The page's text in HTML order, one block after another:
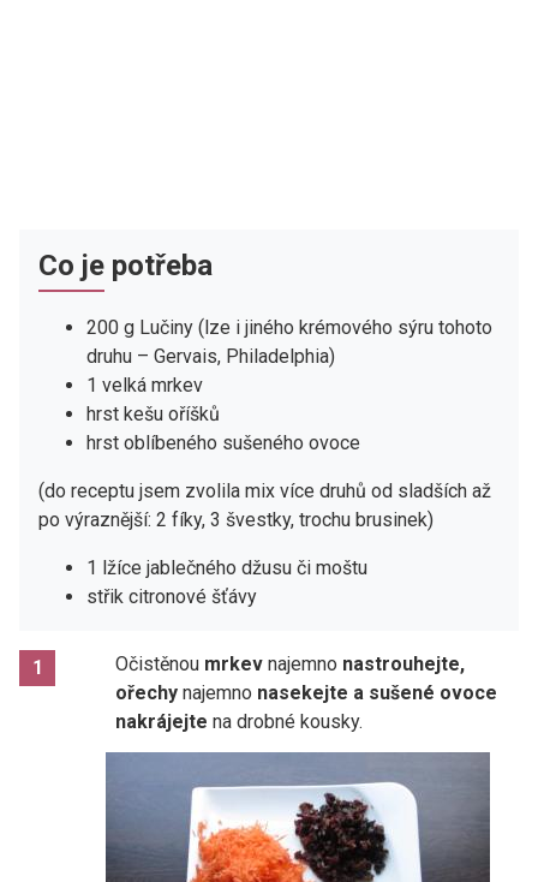
Co je potřeba
200 g Lučiny (lze i jiného krémového sýru tohoto
druhu – Gervais, Philadelphia)
1 velká mrkev
hrst kešu oříšků
hrst oblíbeného sušeného ovoce
(do receptu jsem zvolila mix více druhů od sladších až
po výraznější: 2 fíky, 3 švestky, trochu brusinek)
1 lžíce jablečného džusu či moštu
střik citronové šťávy
1 Očistěnou mrkev najemno nastrouhejte,
ořechy najemno nasekejte a sušené ovoce
nakrájejte na drobné kousky.